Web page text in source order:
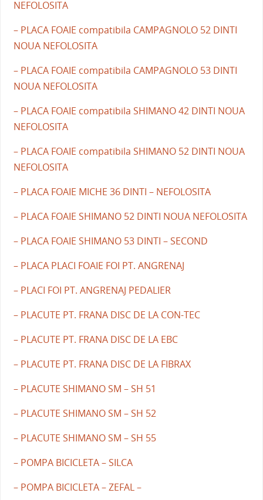
NEFOLOSITA
– PLACA FOAIE compatibila CAMPAGNOLO 52 DINTI
NOUA NEFOLOSITA
– PLACA FOAIE compatibila CAMPAGNOLO 53 DINTI
NOUA NEFOLOSITA
– PLACA FOAIE compatibila SHIMANO 42 DINTI NOUA
NEFOLOSITA
– PLACA FOAIE compatibila SHIMANO 52 DINTI NOUA
NEFOLOSITA
– PLACA FOAIE MICHE 36 DINTI – NEFOLOSITA
– PLACA FOAIE SHIMANO 52 DINTI NOUA NEFOLOSITA
– PLACA FOAIE SHIMANO 53 DINTI – SECOND
– PLACA PLACI FOAIE FOI PT. ANGRENAJ
– PLACI FOI PT. ANGRENAJ PEDALIER
– PLACUTE PT. FRANA DISC DE LA CON-TEC
– PLACUTE PT. FRANA DISC DE LA EBC
– PLACUTE PT. FRANA DISC DE LA FIBRAX
– PLACUTE SHIMANO SM – SH 51
– PLACUTE SHIMANO SM – SH 52
– PLACUTE SHIMANO SM – SH 55
– POMPA BICICLETA – SILCA
– POMPA BICICLETA – ZEFAL –